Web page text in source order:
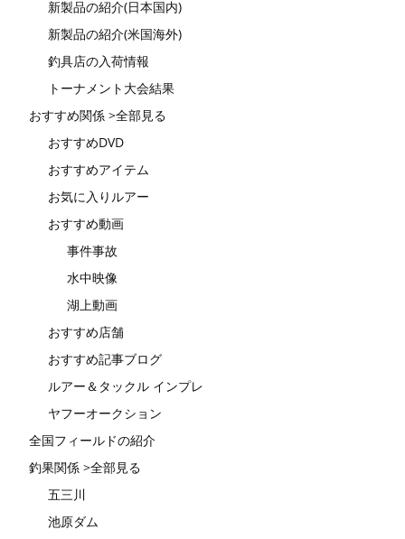
新製品の紹介(日本国内)
新製品の紹介(米国海外)
釣具店の入荷情報
トーナメント大会結果
おすすめ関係 >全部見る
おすすめDVD
おすすめアイテム
お気に入りルアー
おすすめ動画
事件事故
水中映像
湖上動画
おすすめ店舗
おすすめ記事ブログ
ルアー＆タックル インプレ
ヤフーオークション
全国フィールドの紹介
釣果関係 >全部見る
五三川
池原ダム